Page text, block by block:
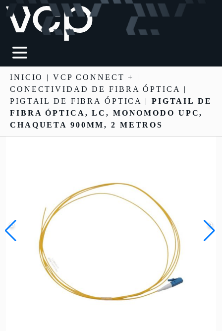
INICIO | VCP CONNECT +
|
CONECTIVIDAD DE FIBRA ÓPTICA
|
PIGTAIL DE FIBRA ÓPTICA | PIGTAIL DE
FIBRA ÓPTICA, LC, MONOMODO UPC,
CHAQUETA 900ΜM, 2 METROS